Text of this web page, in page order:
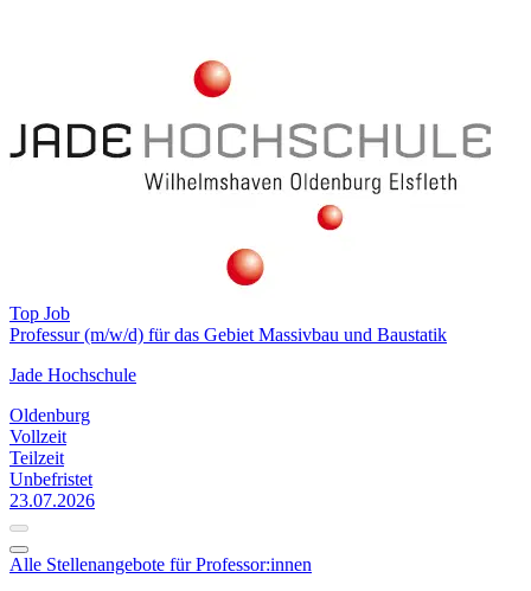
Top Job
Professur (m/w/d) für das Gebiet Massivbau und Baustatik
Jade Hochschule
Oldenburg
Vollzeit
Teilzeit
Unbefristet
23.07.2026
Alle Stellenangebote für Professor:innen